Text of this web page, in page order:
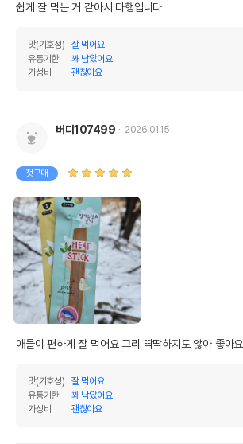
쉽게 잘 먹는 거 같아서 다행입니다
맛(기호성)
잘 먹어요
유통기한
꽤 남았어요
가성비
괜찮아요
버디107499 2026.01.15
첫구매
애들이 편하게 잘 먹어요 그리 딱딱하지도 않아 좋아요
맛(기호성)
잘 먹어요
유통기한
꽤 남았어요
가성비
괜찮아요